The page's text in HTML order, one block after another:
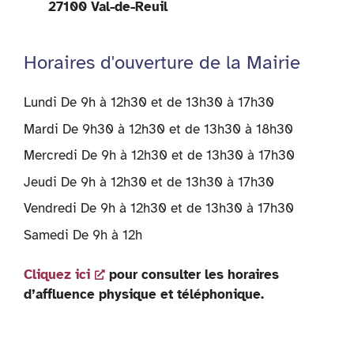
27100 Val-de-Reuil
Horaires d'ouverture de la Mairie
Lundi De 9h à 12h30 et de 13h30 à 17h30
Mardi De 9h30 à 12h30 et de 13h30 à 18h30
Mercredi De 9h à 12h30 et de 13h30 à 17h30
Jeudi De 9h à 12h30 et de 13h30 à 17h30
Vendredi De 9h à 12h30 et de 13h30 à 17h30
Samedi De 9h à 12h
Cliquez ici
pour consulter les horaires
d’affluence physique et téléphonique.